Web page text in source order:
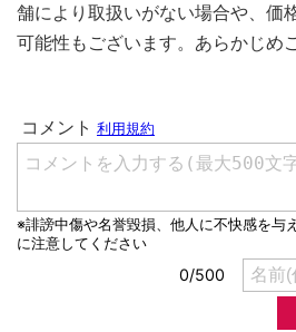
舗により取扱いがない場合や、価
可能性もございます。あらかじめ